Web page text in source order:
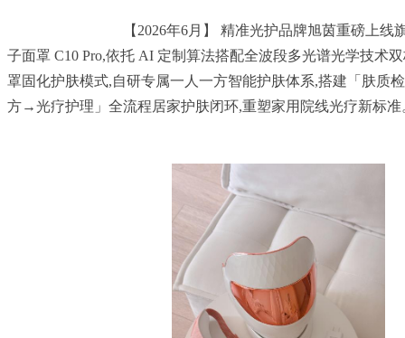
子面罩 C10 Pro,依托 AI 定制算法搭配全波段多光谱光学技术
罩固化护肤模式,自研专属一人一方智能护肤体系,搭建「肤
方→光疗护理」全流程居家护肤闭环,重塑家用院线光疗新标准